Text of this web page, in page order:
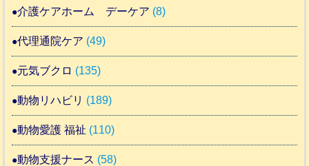
介護ケアホーム デーケア (8)
代理通院ケア (49)
元気ブクロ (135)
動物リハビリ (189)
動物愛護 福祉 (110)
動物支援ナース (58)